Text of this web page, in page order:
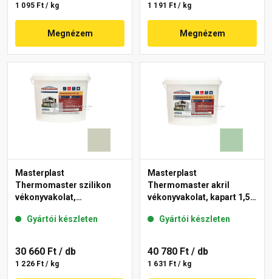
1 095 Ft / kg
Megnézem
1 191 Ft / kg
Megnézem
Masterplast
Thermomaster szilikon
vékonyvakolat,
42-D 25 kg
Gyártói készleten
30 660 Ft / db
1 226 Ft / kg
Masterplast
Thermomaster akril
vékonyvakolat, kapart 1,5
Gyártói készleten
40 780 Ft / db
1 631 Ft / kg